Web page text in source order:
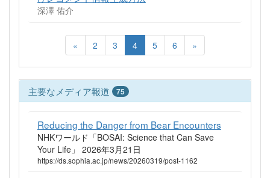
深澤 佑介
« 2 3 4 5 6 »
主要なメディア報道 75
Reducing the Danger from Bear Encounters
NHKワールド「BOSAI: Science that Can Save
Your Life」 2026年3月21日
https://ds.sophia.ac.jp/news/20260319/post-1162